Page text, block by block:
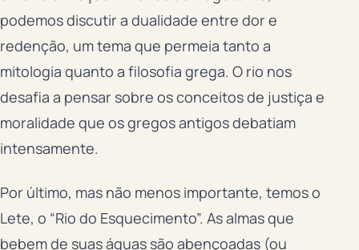
podemos discutir a dualidade entre dor e
redenção, um tema que permeia tanto a
mitologia quanto a filosofia grega. O rio nos
desafia a pensar sobre os conceitos de justiça e
moralidade que os gregos antigos debatiam
intensamente.
Por último, mas não menos importante, temos o
Lete, o “Rio do Esquecimento”. As almas que
bebem de suas águas são abençoadas (ou